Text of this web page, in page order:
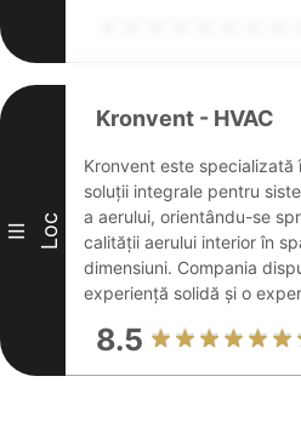
III Loc
Kronvent - HVAC
Kronvent este specializată
soluții integrale pentru
a aerului, orientându-se
calității aerului interior în
dimensiuni. Compania
experiență solidă și o
8.5